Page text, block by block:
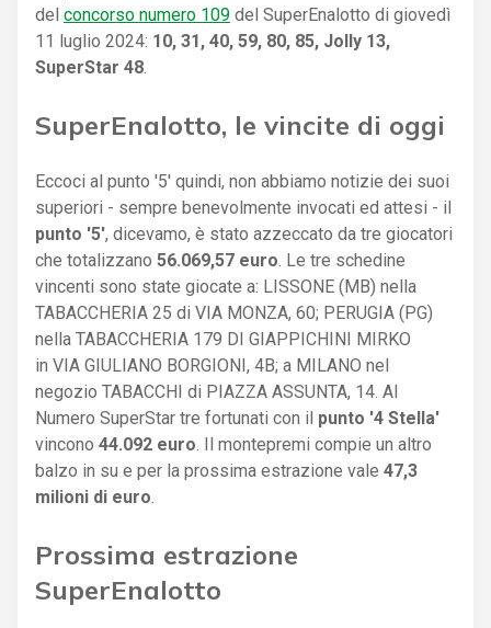
del concorso numero 109 del SuperEnalotto di giovedì
11 luglio 2024: 10, 31, 40, 59, 80, 85, Jolly 13,
SuperStar 48
SuperEnalotto, le vincite di oggi
Eccoci al punto '5' quindi, non abbiamo notizie dei suoi
superiori - sempre benevolmente invocati ed attesi - il
punto '5', dicevamo, è stato azzeccato da tre giocatori
che totalizzano 56.069,57 euro . Le tre schedine
vincenti sono state giocate a: LISSONE (MB) nella
TABACCHERIA 25 di VIA MONZA, 60; PERUGIA (PG)
nella TABACCHERIA 179 DI GIAPPICHINI MIRKO
in VIA GIULIANO BORGIONI, 4B; a MILANO nel
negozio TABACCHI di PIAZZA ASSUNTA, 14. Al
Numero SuperStar tre fortunati con il punto '4 Stella'
vincono 44.092 euro . Il montepremi compie un altro
balzo in su e per la prossima estrazione vale 47,3
milioni di euro
Prossima estrazione
SuperEnalotto